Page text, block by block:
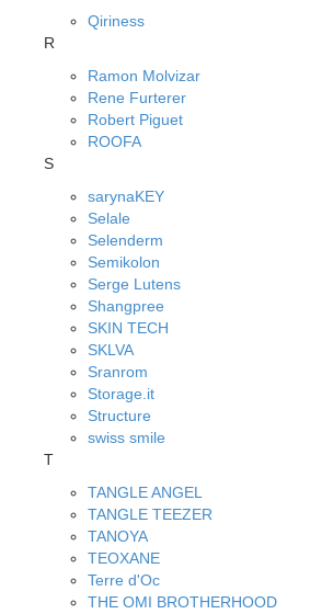
Qiriness
R
Ramon Molvizar
Rene Furterer
Robert Piguet
ROOFA
S
sarynaKEY
Selale
Selenderm
Semikolon
Serge Lutens
Shangpree
SKIN TECH
SKLVA
Sranrom
Storage.it
Structure
swiss smile
T
TANGLE ANGEL
TANGLE TEEZER
TANOYA
TEOXANE
Terre d'Oc
THE OMI BROTHERHOOD